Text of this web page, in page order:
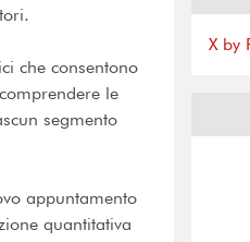
che consentono
le
segmento
appuntamento
quantitativa
X by